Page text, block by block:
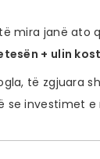
mira janë ato
+ ulin
të zgjuara
se investimet e